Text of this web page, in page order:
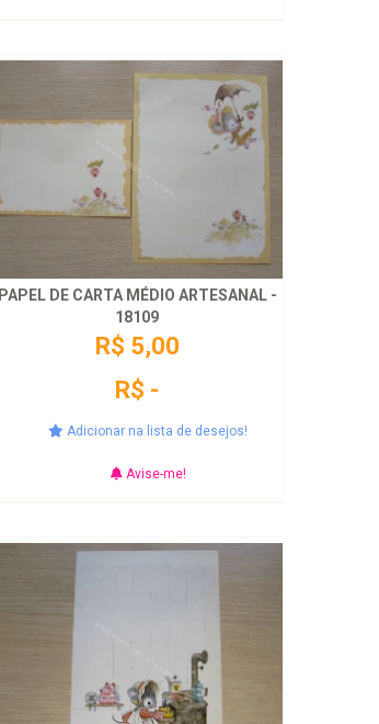
PAPEL DE CARTA MÉDIO ARTESANAL -
18109
R$ 5,00
R$ -
Adicionar na lista de desejos!
Avise-me!